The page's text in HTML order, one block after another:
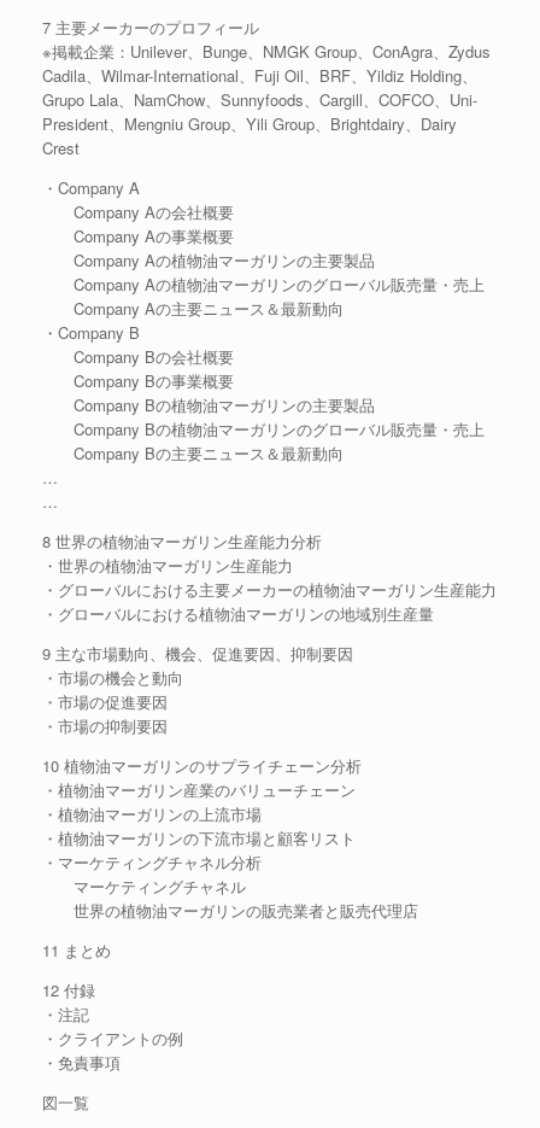
7 主要メーカーのプロフィール
※掲載企業：Unilever、Bunge、NMGK Group、ConAgra、Zydus
Cadila、Wilmar-International、Fuji Oil、BRF、Yildiz Holding、
Grupo Lala、NamChow、Sunnyfoods、Cargill、COFCO、Uni-
President、Mengniu Group、Yili Group、Brightdairy、Dairy
Crest
・Company A
Company Aの会社概要
Company Aの事業概要
Company Aの植物油マーガリンの主要製品
Company Aの植物油マーガリンのグローバル販売量・売上
Company Aの主要ニュース＆最新動向
・Company B
Company Bの会社概要
Company Bの事業概要
Company Bの植物油マーガリンの主要製品
Company Bの植物油マーガリンのグローバル販売量・売上
Company Bの主要ニュース＆最新動向
…
…
8 世界の植物油マーガリン生産能力分析
・世界の植物油マーガリン生産能力
・グローバルにおける主要メーカーの植物油マーガリン生産能力
・グローバルにおける植物油マーガリンの地域別生産量
9 主な市場動向、機会、促進要因、抑制要因
・市場の機会と動向
・市場の促進要因
・市場の抑制要因
10 植物油マーガリンのサプライチェーン分析
・植物油マーガリン産業のバリューチェーン
・植物油マーガリンの上流市場
・植物油マーガリンの下流市場と顧客リスト
・マーケティングチャネル分析
マーケティングチャネル
世界の植物油マーガリンの販売業者と販売代理店
11 まとめ
12 付録
・注記
・クライアントの例
・免責事項
図一覧